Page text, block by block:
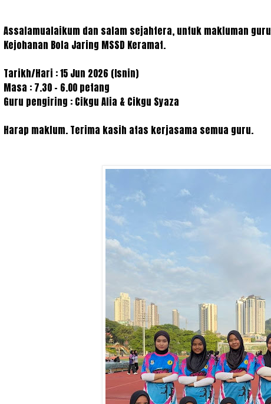
Assalamualaikum dan salam sejahtera, untuk makluman
Kejohanan Bola Jaring MSSD Keramat.
Tarikh/Hari : 15 Jun 2026 (Isnin)
Masa : 7.30 - 6.00 petang
Guru pengiring : Cikgu Alia & Cikgu Syaza
Harap maklum. Terima kasih atas kerjasama semua guru.